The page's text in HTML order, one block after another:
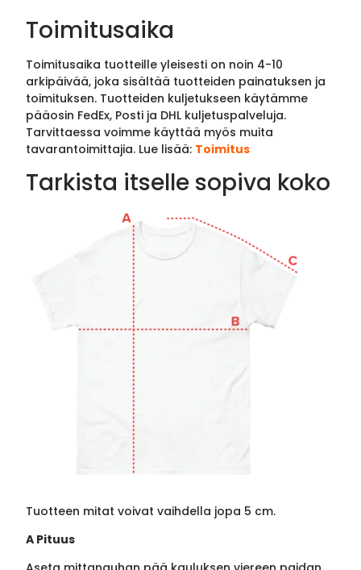
Toimitusaika
Toimitusaika tuotteille yleisesti on noin 4-10
arkipäivää, joka sisältää tuotteiden painatuksen ja
toimituksen. Tuotteiden kuljetukseen käytämme
pääosin FedEx, Posti ja DHL kuljetuspalveluja.
Tarvittaessa voimme käyttää myös muita
tavarantoimittajia. Lue lisää: Toimitus
Tarkista itselle sopiva koko
Tuotteen mitat voivat vaihdella jopa 5 cm.
A Pituus